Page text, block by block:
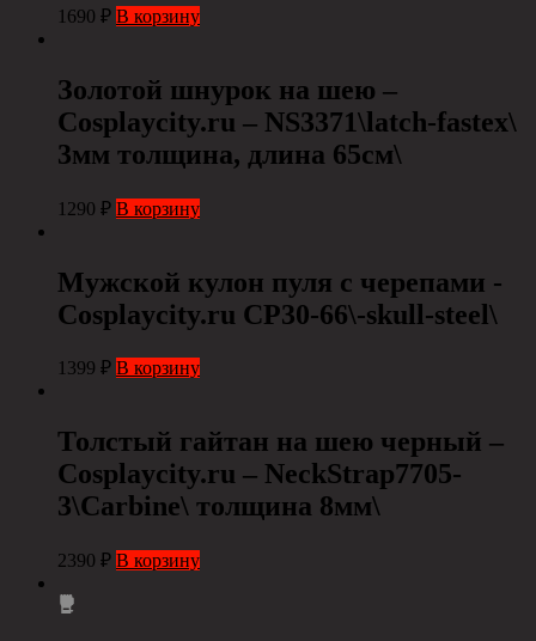
1690 ₽ В корзину
Золотой шнурок на шею –
Сosplaycity.ru – NS3371\latch-fastex\
3мм толщина, длина 65см\
1290 ₽ В корзину
Мужской кулон пуля с черепами -
Cosplaycity.ru CP30-66\-skull-steel\
1399 ₽ В корзину
Толстый гайтан на шею черный –
Cosplaycity.ru – NeckStrap7705-
3\Carbine\ толщина 8мм\
2390 ₽ В корзину